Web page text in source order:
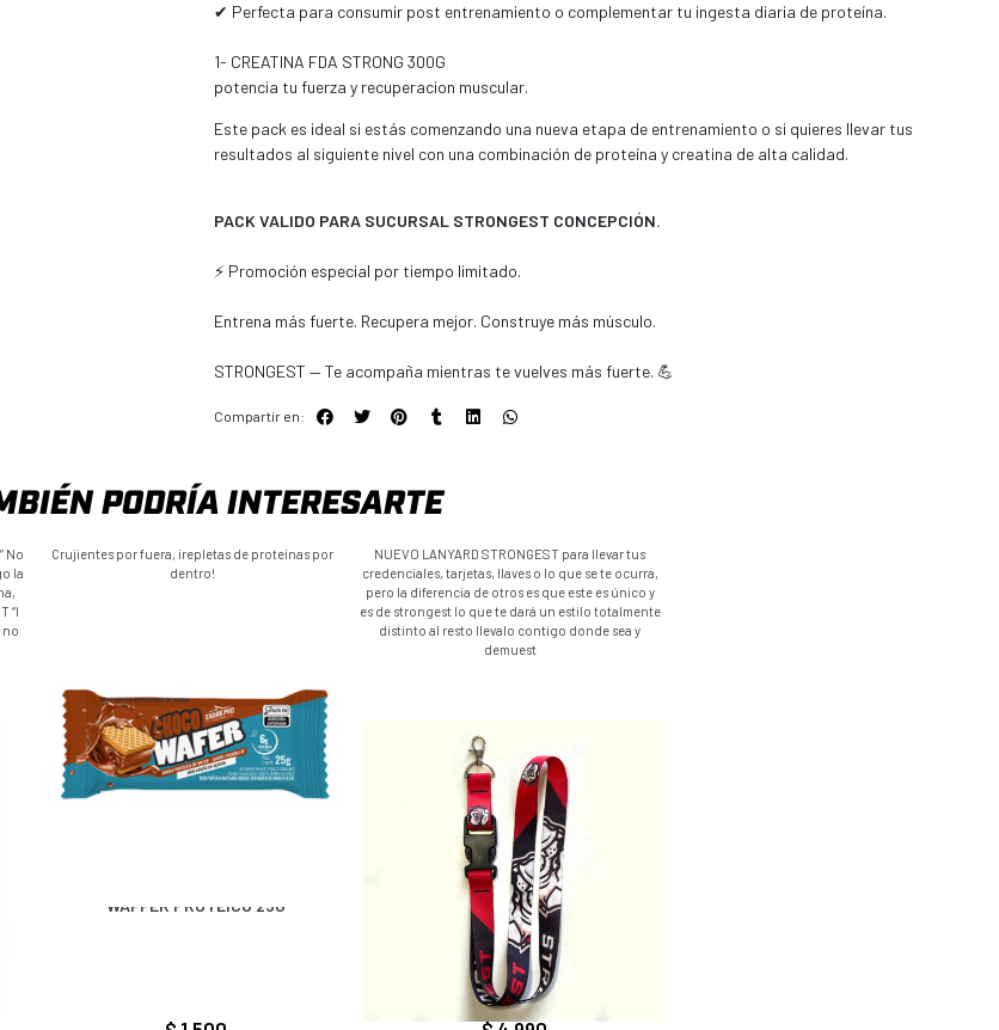
✔ Perfecta para consumir post entrenamiento o complementar tu ingesta diaria de proteína.
1- CREATINA FDA STRONG 300G
potencia tu fuerza y recuperacion muscular.
Este pack es ideal si estás comenzando una nueva etapa de entrenamiento o si quieres llevar tus
resultados al siguiente nivel con una combinación de proteína y creatina de alta calidad.
PACK VALIDO PARA SUCURSAL STRONGEST CONCEPCIÓN.
⚡ Promoción especial por tiempo limitado.
Entrena más fuerte. Recupera mejor. Construye más músculo.
STRONGEST — Te acompaña mientras te vuelves más fuerte. 💪
Compartir en:
PODRÍA INTERESARTE
No
la
“I
no
Crujientes por fuera, ¡repletas de proteínas por
dentro!
WAFFER PROTEICO 25G
NUEVO LANYARD STRONGEST para llevar tus
credenciales, tarjetas, llaves o lo que se te ocurra,
pero la diferencia de otros es que este es único y
es de strongest lo que te dará un estilo totalmente
distinto al resto llevalo contigo donde sea y
demuest
LANYARD STRONGEST
STRONGEST